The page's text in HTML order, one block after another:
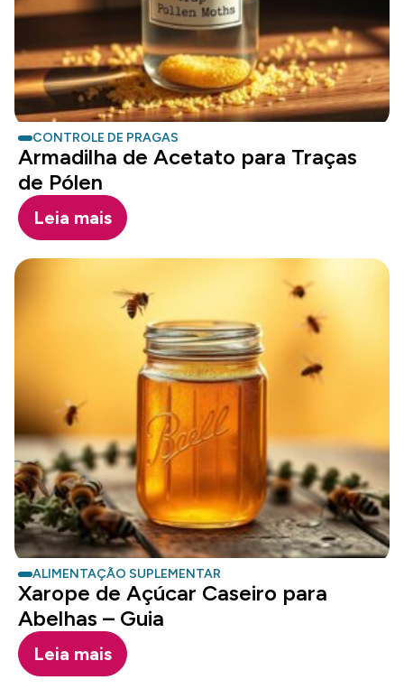
CONTROLE DE PRAGAS
Armadilha de Acetato para Traças
de Pólen
Leia mais
ALIMENTAÇÃO SUPLEMENTAR
Xarope de Açúcar Caseiro para
Abelhas – Guia
Leia mais